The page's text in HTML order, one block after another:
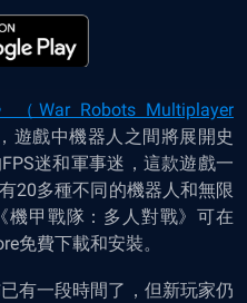
War Robots Multiplayer
，遊戲中機器人之間將展開史
迷和軍事迷，這款遊戲一
20多種不同的機器人和無限
機甲戰隊：多人對戰》可在
免費下載和安裝。
有一段時間了，但新玩家仍